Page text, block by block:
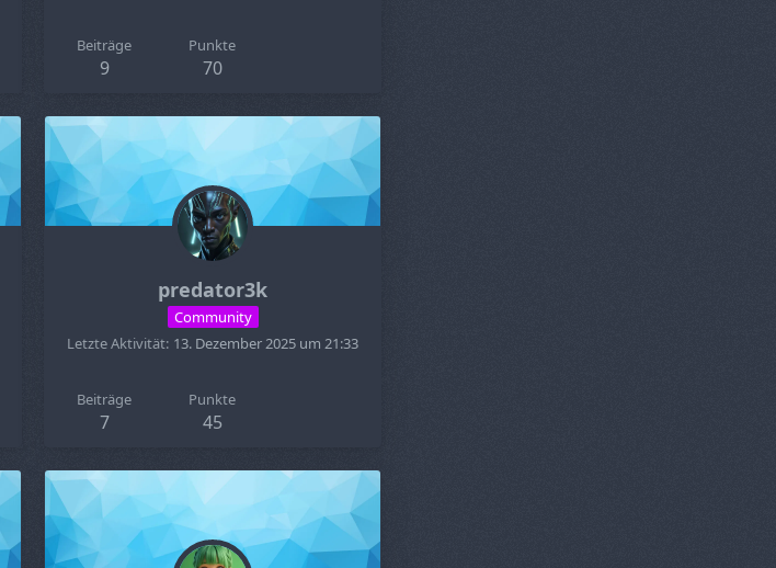
Beiträge
9
Punkte
70
predator3k
Community
Letzte Aktivität 13. Dezember 2025 um 21:33
Beiträge
7
Punkte
45